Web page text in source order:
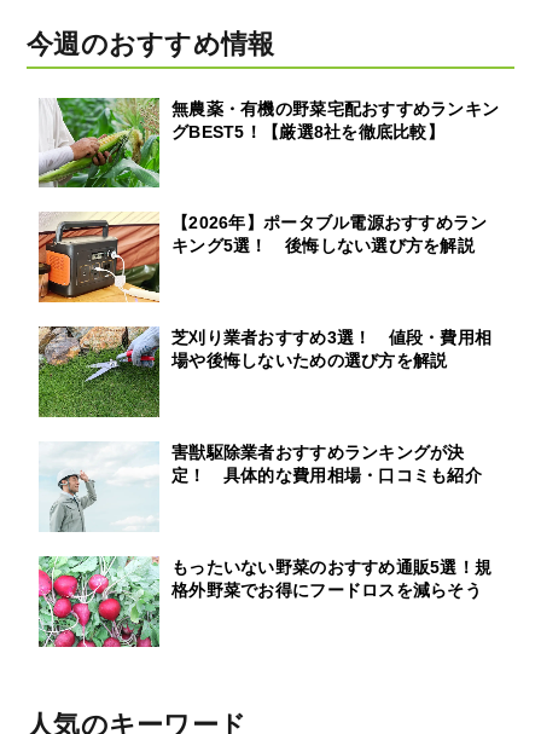
今週のおすすめ情報
無農薬・有機の野菜宅配おすすめランキン
グBEST5！【厳選8社を徹底比較】
【2026年】ポータブル電源おすすめラン
キング5選！ 後悔しない選び方を解説
芝刈り業者おすすめ3選！ 値段・費用相
場や後悔しないための選び方を解説
害獣駆除業者おすすめランキングが決
定！ 具体的な費用相場・口コミも紹介
もったいない野菜のおすすめ通販5選！規
格外野菜でお得にフードロスを減らそう
人気のキーワード